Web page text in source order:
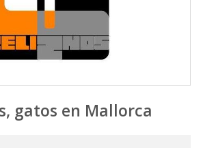
gatos en Mallorca